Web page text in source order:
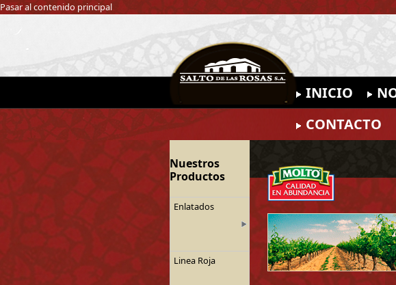
Pasar al contenido principal
INICIO
CONTACTO
Nuestros
Productos
Enlatados
Linea Roja